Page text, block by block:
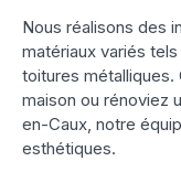
Nous réalisons des
matériaux variés
toitures métalliques.
maison ou rénoviez
en-Caux, notre
esthétiques.